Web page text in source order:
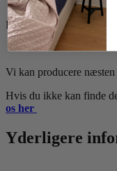
Føres i 3 farver: hvid,
Vi kan producere
Hvis du ikke kan finde
os her
Yderligere